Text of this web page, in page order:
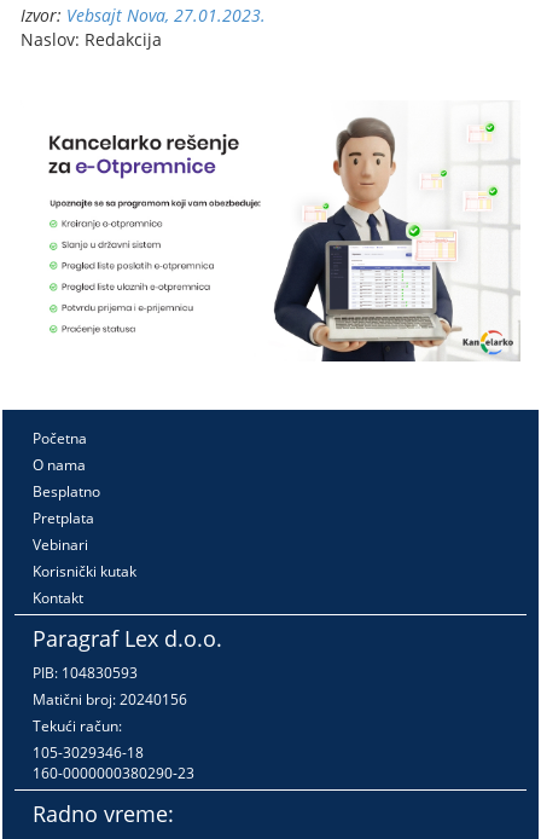
Izvor: Vebsajt Nova, 27.01.2023.
Naslov: Redakcija
Početna
O nama
Besplatno
Pretplata
Vebinari
Korisnički kutak
Kontakt
Paragraf Lex d.o.o.
PIB: 104830593
Matični broj: 20240156
Tekući račun:
105-3029346-18
160-0000000380290-23
Radno vreme: